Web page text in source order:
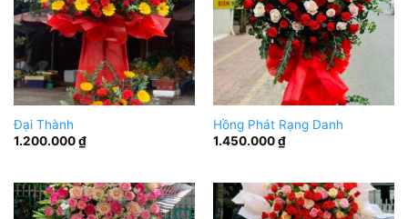
Đại Thành
1.200.000₫
Hồng Phát Rạng Danh
1.450.000₫